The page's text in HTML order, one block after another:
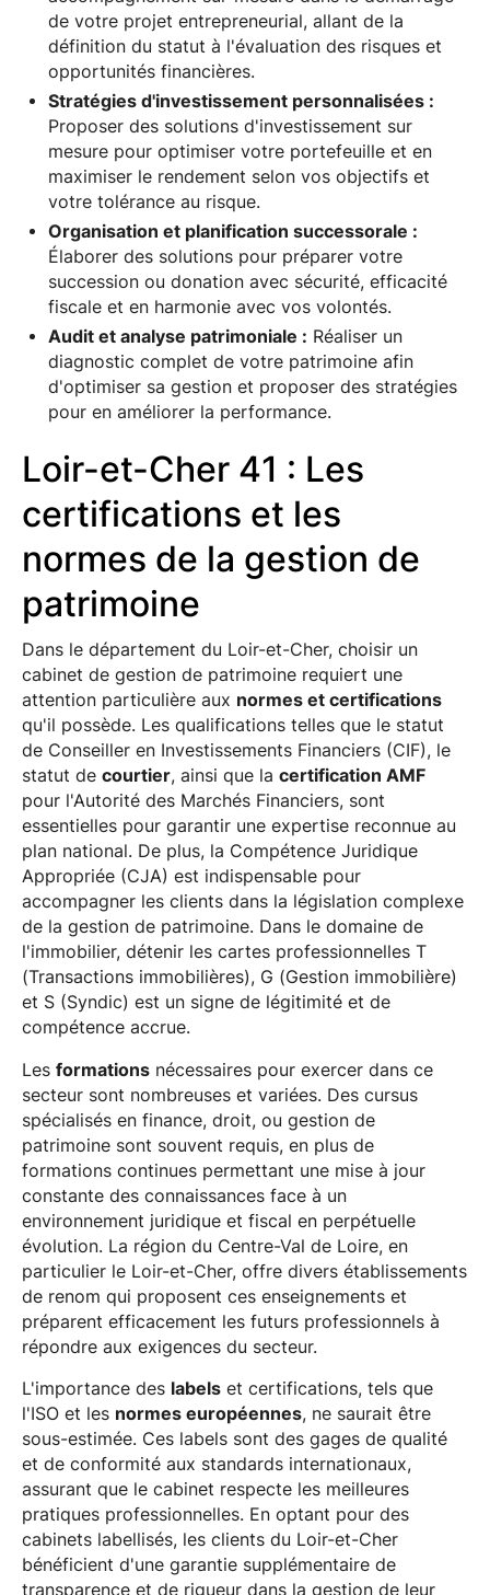
de votre projet entrepreneurial, allant de la
définition du statut à l'évaluation des risques et
opportunités financières.
Stratégies d'investissement personnalisées :
Proposer des solutions d'investissement sur
mesure pour optimiser votre portefeuille et en
maximiser le rendement selon vos objectifs et
votre tolérance au risque.
Organisation et planification successorale :
Élaborer des solutions pour préparer votre
succession ou donation avec sécurité, efficacité
fiscale et en harmonie avec vos volontés.
Audit et analyse patrimoniale : Réaliser un
diagnostic complet de votre patrimoine afin
d'optimiser sa gestion et proposer des stratégies
pour en améliorer la performance.
Loir-et-Cher 41 : Les
certifications et les
normes de la gestion de
patrimoine
Dans le département du Loir-et-Cher, choisir un
cabinet de gestion de patrimoine requiert une
attention particulière aux normes et certifications
qu'il possède. Les qualifications telles que le statut
de Conseiller en Investissements Financiers (CIF), le
statut de courtier, ainsi que la certification AMF
pour l'Autorité des Marchés Financiers, sont
essentielles pour garantir une expertise reconnue au
plan national. De plus, la Compétence Juridique
Appropriée (CJA) est indispensable pour
accompagner les clients dans la législation complexe
de la gestion de patrimoine. Dans le domaine de
l'immobilier, détenir les cartes professionnelles T
(Transactions immobilières), G (Gestion immobilière)
et S (Syndic) est un signe de légitimité et de
compétence accrue.
Les formationsnécessaires pour exercer dans ce
secteur sont nombreuses et variées. Des cursus
spécialisés en finance, droit, ou gestion de
patrimoine sont souvent requis, en plus de
formations continues permettant une mise à jour
constante des connaissances face à un
environnement juridique et fiscal en perpétuelle
évolution. La région du Centre-Val de Loire, en
particulier le Loir-et-Cher, offre divers établissements
de renom qui proposent ces enseignements et
préparent efficacement les futurs professionnels à
répondre aux exigences du secteur.
L'importance des labelset certifications, tels que
l'ISO et les normes européennes, ne saurait être
sous-estimée. Ces labels sont des gages de qualité
et de conformité aux standards internationaux,
assurant que le cabinet respecte les meilleures
pratiques professionnelles. En optant pour des
cabinets labellisés, les clients du Loir-et-Cher
bénéficient d'une garantie supplémentaire de
transparence et de rigueur dans la gestion de leur